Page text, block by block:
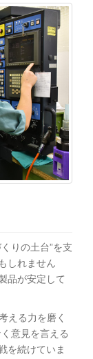
りの土台”を支
しれません
品が安定して
る力を磨く
意見を言える
を続けていま